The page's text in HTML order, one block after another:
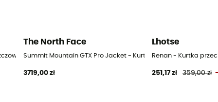
meska
The North Face
Summit Mountain GTX Pro Jacket - Kurtka z membraną meska
3719,00 zł
Lhotse
Renan - Kurtka
251,17 zł 359,00 zł